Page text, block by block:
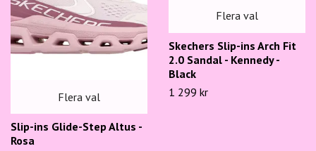
Flera val
Slip-ins Glide-Step Altus -
Rosa
Flera val
Skechers Slip-ins Arch Fit
2.0 Sandal - Kennedy -
Black
1 299 kr